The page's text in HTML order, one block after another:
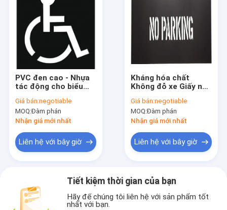
PVC đen cao - Nhựa
tác động cho biểu
xe lăn
Giá bán:negotiable
MOQ:Đàm phán
Nhận giá mới nhất
Liên hệ với bây giờ
Kháng hóa chất
Không đỗ xe Giấy nến
giao thông bền
Giá bán:negotiable
MOQ:Đàm phán
Nhận giá mới nhất
Liên hệ với bây giờ
Tiết kiệm thời gian của bạn
Hãy để chúng tôi liên hệ với sản phẩm tốt
nhất với bạn.